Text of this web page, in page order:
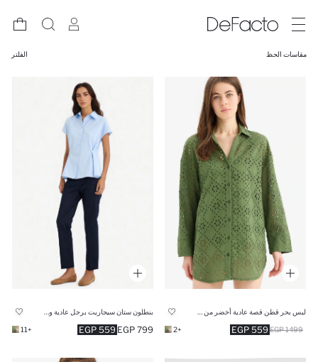
مقاسات الحظ الفلتر
559 EGP 1499 EGP
+2
559 EGP 799 EGP
+11